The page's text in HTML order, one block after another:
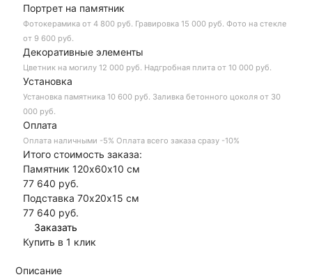
Портрет на памятник
Фотокерамика от 4 800 руб. Гравировка 15 000 руб. Фото на стекле
от 9 600 руб.
Декоративные элементы
Цветник на могилу 12 000 руб. Надгробная плита от 10 000 руб.
Установка
Установка памятника 10 600 руб. Заливка бетонного цоколя от 30
000 руб.
Оплата
Оплата наличными -5% Оплата всего заказа сразу -10%
Итого стоимость заказа:
Памятник 120х60х10 см
77 640 руб.
Подставка 70х20х15 см
77 640 руб.
Купить в 1 клик
Описание